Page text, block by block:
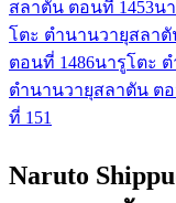
สลาตัน ตอนที่ 1453น
โตะ ตำนานวายุสลาตั
ตอนที่ 1486นารูโตะ
ตำนานวายุสลาตัน ต
ที่ 151
Naruto